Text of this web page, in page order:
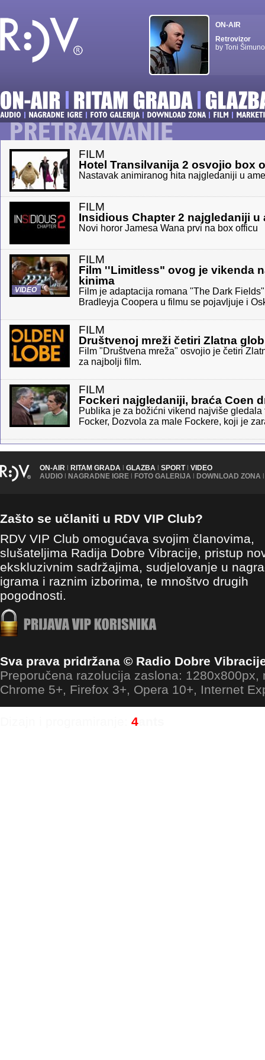
ON-AIR
Retrovizor
by Toni
FILM
Hotel Transilvanija 2 osvojio box
Nastavak animiranog hita najgledaniji u
FILM
Insidious Chapter 2 najgledaniji u
Novi horor Jamesa Wana prvi na box officu
VIDEO
FILM
Film ''Limitless" ovog je vikenda
kinima
Film je adaptacija romana "The Dark
Bradleyja Coopera u filmu se pojavljuje i
FILM
Društvenoj mreži četiri Zlatna
Film "Društvena mreža" osvojio je četiri
za najbolji film.
FILM
Fockeri najgledaniji, braća Coen
Publika je za božićni vikend najviše
Focker, Dozvola za male Fockere, koji je
ON-AIR | RITAM GRADA | GLAZBA | SPORT | VIDEO
AUDIO | NAGRADNE IGRE | FOTO GALERIJA | DOWNLOAD ZONA |
Zašto se učlaniti u RDV VIP Club?
RDV VIP Club omogućava svojim članovima,
slušateljima Radija Dobre Vibracije, pristup
ekskluzivnim sadržajima, sudjelovanje u
igrama i raznim izborima, te mnoštvo drugih
pogodnosti.
Sva prava pridržana © Radio Dobre
Preporučena razolucija zaslona: 1280x800px,
Chrome 5+, Firefox 3+, Opera 10+, Internet
4